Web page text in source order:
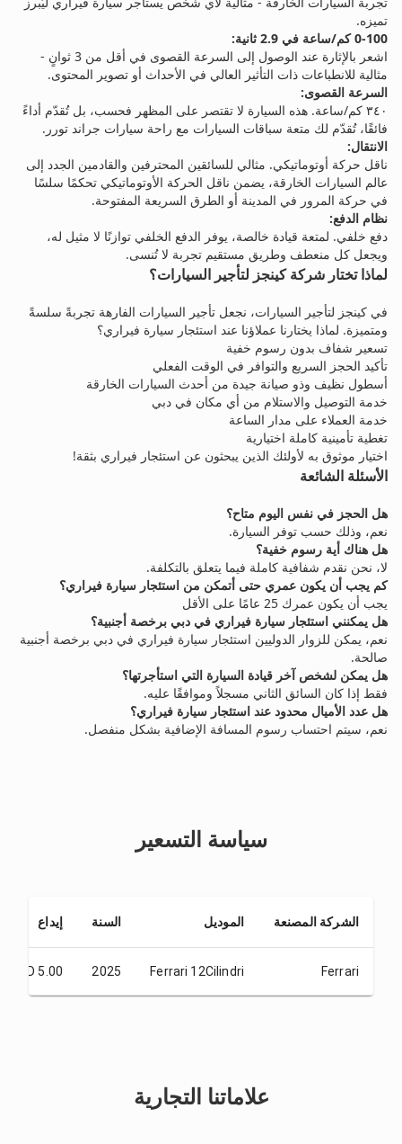
تميزه.
0-100 كم/ساعة في 2.9 ثانية:
اشعر بالإثارة عند الوصول إلى السرعة القصوى في أقل من 3 ثوانٍ -
مثالية للانطباعات ذات التأثير العالي في الأحداث أو تصوير المحتوى.
السرعة القصوى:
٣٤٠ كم/ساعة. هذه السيارة لا تقتصر على المظهر فحسب، بل تُقدّم أداءً
فائقًا، تُقدّم لك متعة سباقات السيارات مع راحة سيارات جراند تورر.
الانتقال:
ناقل حركة أوتوماتيكي. مثالي للسائقين المحترفين والقادمين الجدد إلى
عالم السيارات الخارقة، يضمن ناقل الحركة الأوتوماتيكي تحكمًا سلسًا
في حركة المرور في المدينة أو الطرق السريعة المفتوحة.
نظام الدفع:
دفع خلفي. لمتعة قيادة خالصة، يوفر الدفع الخلفي توازنًا لا مثيل له،
ويجعل كل منعطف وطريق مستقيم تجربة لا تُنسى.
لماذا تختار شركة كينجز لتأجير السيارات؟
في كينجز لتأجير السيارات، نجعل تأجير السيارات الفارهة تجربةً سلسةً
ومتميزة. لماذا يختارنا عملاؤنا عند استئجار سيارة فيراري؟
تسعير شفاف بدون رسوم خفية
تأكيد الحجز السريع والتوافر في الوقت الفعلي
أسطول نظيف وذو صيانة جيدة من أحدث السيارات الخارقة
خدمة التوصيل والاستلام من أي مكان في دبي
خدمة العملاء على مدار الساعة
تغطية تأمينية كاملة اختيارية
اختيار موثوق به لأولئك الذين يبحثون عن استئجار فيراري بثقة!
الأسئلة الشائعة
هل الحجز في نفس اليوم متاح؟
نعم، وذلك حسب توفر السيارة.
هل هناك أية رسوم خفية؟
لا، نحن نقدم شفافية كاملة فيما يتعلق بالتكلفة.
كم يجب أن يكون عمري حتى أتمكن من استئجار سيارة فيراري؟
يجب أن يكون عمرك 25 عامًا على الأقل
هل يمكنني استئجار سيارة فيراري في دبي برخصة أجنبية؟
نعم، يمكن للزوار الدوليين استئجار سيارة فيراري في دبي برخصة أجنبية
صالحة.
هل يمكن لشخص آخر قيادة السيارة التي استأجرتها؟
فقط إذا كان السائق الثاني مسجلاً وموافقًا عليه.
هل عدد الأميال محدود عند استئجار سيارة فيراري؟
نعم، سيتم احتساب رسوم المسافة الإضافية بشكل منفصل.
سياسة التسعير
الشركة المصنعة الموديل السنة إيداع
Ferrari
Ferrari 12Cilindri
2025
AED 5.00
علاماتنا التجارية